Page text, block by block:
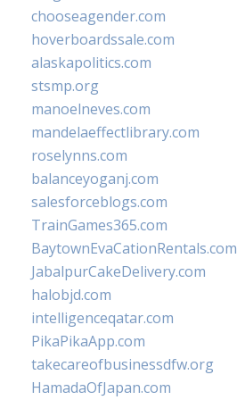
chooseagender.com
hoverboardssale.com
alaskapolitics.com
stsmp.org
manoelneves.com
mandelaeffectlibrary.com
roselynns.com
balanceyoganj.com
salesforceblogs.com
TrainGames365.com
BaytownEvaCationRentals.com
JabalpurCakeDelivery.com
halobjd.com
intelligenceqatar.com
PikaPikaApp.com
takecareofbusinessdfw.org
HamadaOfJapan.com